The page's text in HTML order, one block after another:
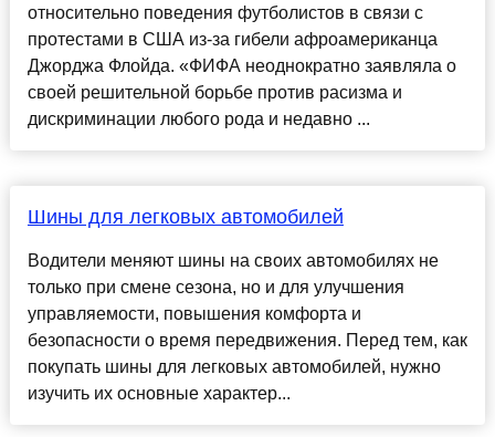
относительно поведения футболистов в связи с
протестами в США из-за гибели афроамериканца
Джорджа Флойда. «ФИФА неоднократно заявляла о
своей решительной борьбе против расизма и
дискриминации любого рода и недавно ...
Шины для легковых автомобилей
Водители меняют шины на своих автомобилях не
только при смене сезона, но и для улучшения
управляемости, повышения комфорта и
безопасности о время передвижения. Перед тем, как
покупать шины для легковых автомобилей, нужно
изучить их основные характер...